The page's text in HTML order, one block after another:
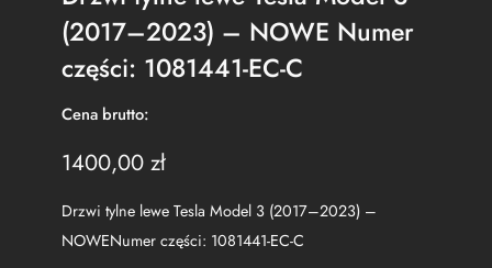
(2017–2023) – NOWE Numer
części: 1081441-EC-C
Cena brutto:
1400,00 zł
Drzwi tylne lewe Tesla Model 3 (2017–2023) –
NOWENumer części: 1081441-EC-C